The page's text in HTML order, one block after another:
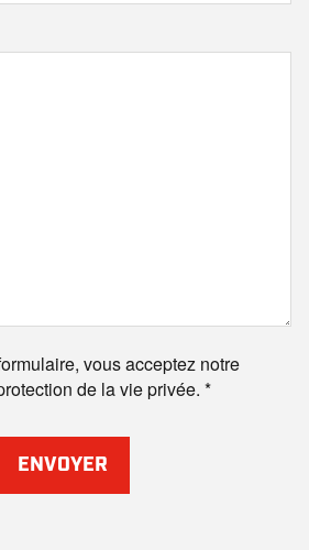
vous acceptez notre
de la vie privée.
ENVOYER